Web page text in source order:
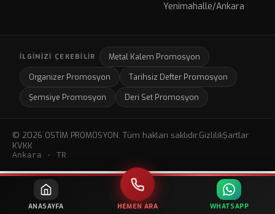
Yenimahalle/Ankara
İLGINIZI ÇEKEBILIR
Metal Kalem Promosyon
Organizer Promosyon
Tarihsiz Defter Promosyon
Şemsiye Promosyon
Deri Set Promosyon
© 2026 OSTİM PROMOSYON. Tüm hakları saklıdır.GizlilikŞartlar
KVKK
Ankara · TR
ANASAYFA HEMEN ARA WHATSAPP